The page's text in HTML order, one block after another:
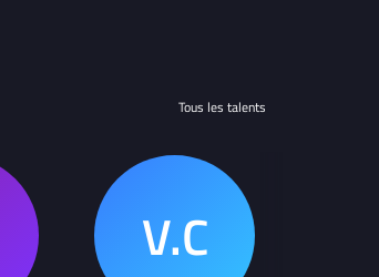
Tous les talents